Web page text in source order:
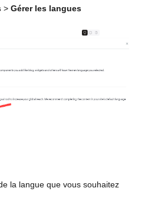
> Gérer les langues
la langue que vous souhaitez